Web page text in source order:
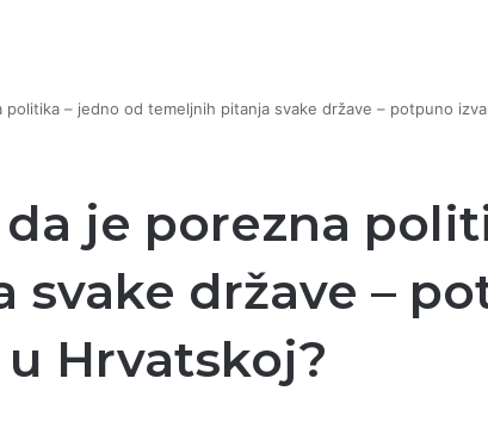
politika – jedno od temeljnih pitanja svake države – potpuno
je porezna
države –
Hrvatskoj?